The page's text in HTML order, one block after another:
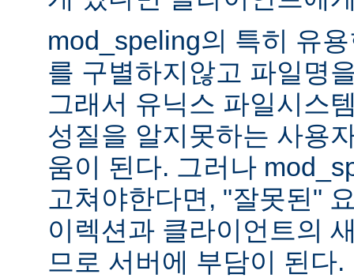
mod_speling의 특히 유
를 구별하지않고 파일명
그래서 유닉스 파일시스
성질을 알지못하는 사용
움이 된다. 그러나
고쳐야한다면, "잘못된"
이렉션과 클라이언트의
므로 서버에 부담이 된다.